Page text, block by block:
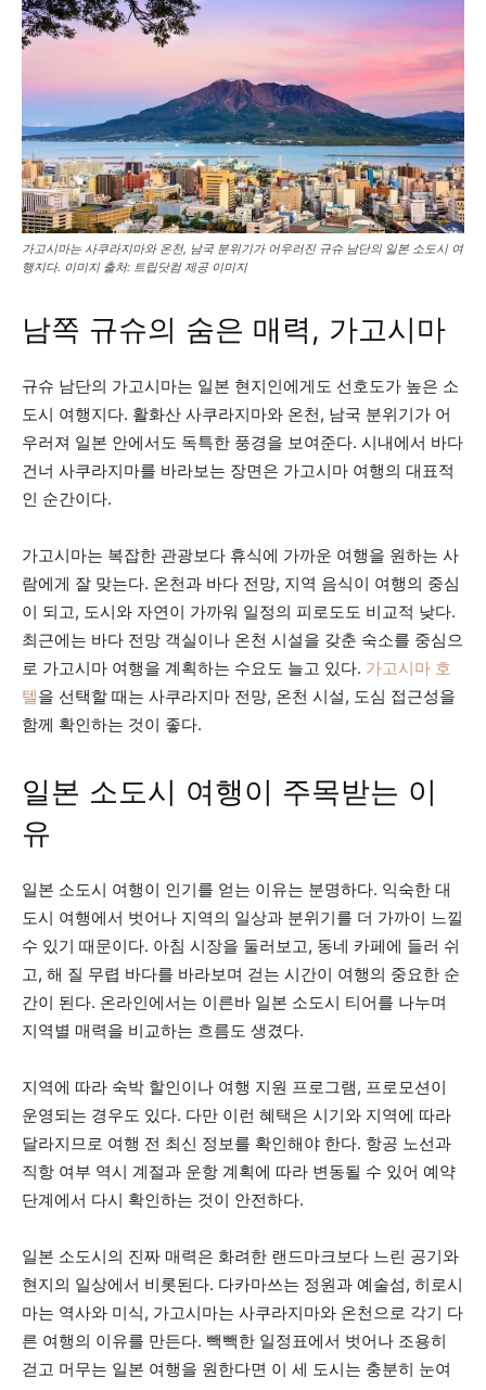
가고시마는 사쿠라지마와 온천, 남국 분위기가 어우러진 규슈 남단의 일본 소도시 여
행지다. 이미지 출처: 트립닷컴 제공 이미지
남쪽 규슈의 숨은 매력, 가고시마
규슈 남단의 가고시마는 일본 현지인에게도 선호도가 높은 소
도시 여행지다. 활화산 사쿠라지마와 온천, 남국 분위기가 어
우러져 일본 안에서도 독특한 풍경을 보여준다. 시내에서 바다
건너 사쿠라지마를 바라보는 장면은 가고시마 여행의 대표적
인 순간이다.
가고시마는 복잡한 관광보다 휴식에 가까운 여행을 원하는 사
람에게 잘 맞는다. 온천과 바다 전망, 지역 음식이 여행의 중심
이 되고, 도시와 자연이 가까워 일정의 피로도도 비교적 낮다.
최근에는 바다 전망 객실이나 온천 시설을 갖춘 숙소를 중심으
로 가고시마 여행을 계획하는 수요도 늘고 있다. 가고시마 호
텔을 선택할 때는 사쿠라지마 전망, 온천 시설, 도심 접근성을
함께 확인하는 것이 좋다.
일본 소도시 여행이 주목받는 이
유
일본 소도시 여행이 인기를 얻는 이유는 분명하다. 익숙한 대
도시 여행에서 벗어나 지역의 일상과 분위기를 더 가까이 느낄
수 있기 때문이다. 아침 시장을 둘러보고, 동네 카페에 들러 쉬
고, 해 질 무렵 바다를 바라보며 걷는 시간이 여행의 중요한 순
간이 된다. 온라인에서는 이른바 일본 소도시 티어를 나누며
지역별 매력을 비교하는 흐름도 생겼다.
지역에 따라 숙박 할인이나 여행 지원 프로그램, 프로모션이
운영되는 경우도 있다. 다만 이런 혜택은 시기와 지역에 따라
달라지므로 여행 전 최신 정보를 확인해야 한다. 항공 노선과
직항 여부 역시 계절과 운항 계획에 따라 변동될 수 있어 예약
단계에서 다시 확인하는 것이 안전하다.
일본 소도시의 진짜 매력은 화려한 랜드마크보다 느린 공기와
현지의 일상에서 비롯된다. 다카마쓰는 정원과 예술섬, 히로시
마는 역사와 미식, 가고시마는 사쿠라지마와 온천으로 각기 다
른 여행의 이유를 만든다. 빽빽한 일정표에서 벗어나 조용히
걷고 머무는 일본 여행을 원한다면 이 세 도시는 충분히 눈여